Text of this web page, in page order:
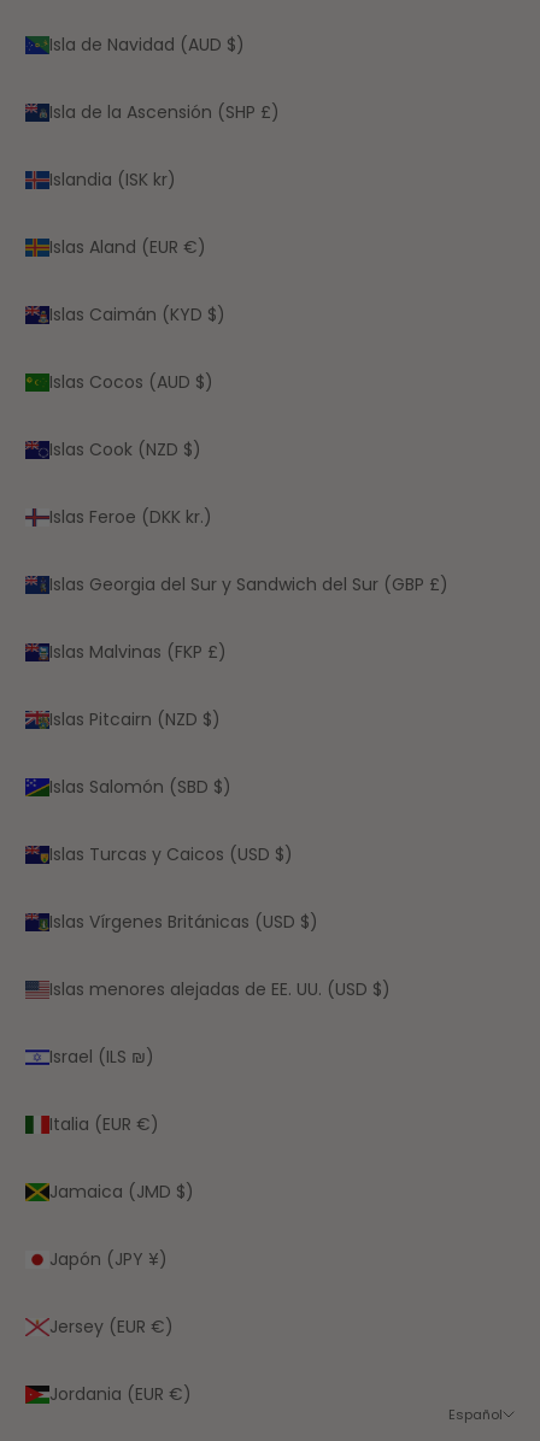
Isla de Navidad (AUD $)
Isla de la Ascensión (SHP £)
Islandia (ISK kr)
Islas Aland (EUR €)
Islas Caimán (KYD $)
Islas Cocos (AUD $)
Islas Cook (NZD $)
Islas Feroe (DKK kr.)
Islas Georgia del Sur y Sandwich del Sur (GBP £)
Islas Malvinas (FKP £)
Islas Pitcairn (NZD $)
Islas Salomón (SBD $)
Islas Turcas y Caicos (USD $)
Islas Vírgenes Británicas (USD $)
Islas menores alejadas de EE. UU. (USD $)
Israel (ILS ₪)
Italia (EUR €)
Jamaica (JMD $)
Japón (JPY ¥)
Jersey (EUR €)
Jordania (EUR €)
Español